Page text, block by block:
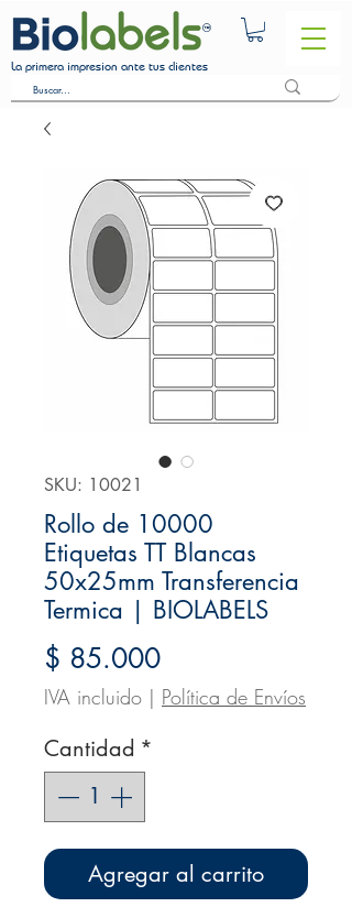
La primera impresion ante tus clientes
SKU: 10021
Rollo de 10000
Etiquetas TT Blancas
50x25mm Transferencia
Termica | BIOLABELS
$ 85.000Precio
IVA incluido | Política de Envíos
Cantidad *
Agregar al carrito